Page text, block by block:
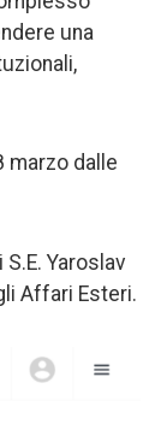
una
marzo dalle
Yaroslav
Affari Esteri.